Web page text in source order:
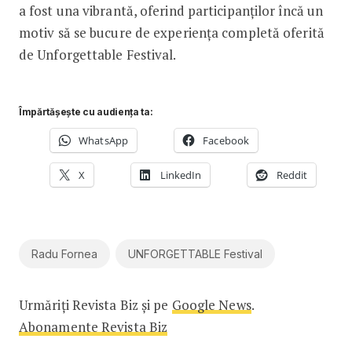
a fost una vibrantă, oferind participanților încă un
motiv să se bucure de experiența completă oferită
de Unforgettable Festival.
Împărtășește cu audiența ta:
WhatsApp Facebook
X LinkedIn Reddit
Radu Fornea UNFORGETTABLE Festival
Urmăriți Revista Biz și pe Google News.
Abonamente Revista Biz